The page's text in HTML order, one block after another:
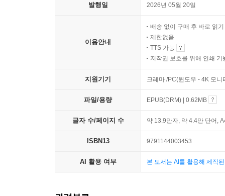
발행일 2026년 05월 20일
이용안내
배송 없이 구매 후 바로 읽기
제한없음
TTS 가능
저작권 보호를 위해 인쇄 기
지원기기 크레마 /PC(윈도우 - 4K 모
파일/용량 EPUB(DRM) | 0.62MB
글자 수/페이지 수 약 13.9만자, 약 4.4만 단어,
ISBN13 9791144003453
AI 활용 여부 본 도서는 AI를 활용해 제작